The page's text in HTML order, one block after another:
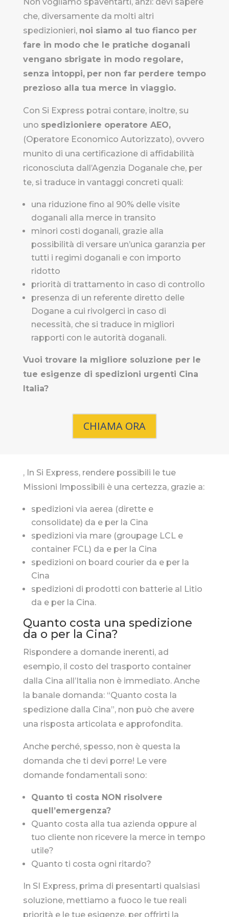
che, diversamente da molti altri
spedizionieri, noi siamo al tuo fianco per
fare in modo che le pratiche doganali
vengano sbrigate in modo regolare,
senza intoppi, per non far perdere tempo
prezioso alla tua merce in viaggio.
Con Si Express potrai contare, inoltre, su
uno spedizioniere operatore AEO,
(Operatore Economico Autorizzato), ovvero
munito di una certificazione di affidabilità
riconosciuta dall’Agenzia Doganale che, per
te, si traduce in vantaggi concreti quali:
una riduzione fino al 90% delle visite
doganali alla merce in transito
minori costi doganali, grazie alla
possibilità di versare un’unica garanzia per
tutti i regimi doganali e con importo
ridotto
priorità di trattamento in caso di controllo
presenza di un referente diretto delle
Dogane a cui rivolgerci in caso di
necessità, che si traduce in migliori
rapporti con le autorità doganali.
Vuoi trovare la migliore soluzione per le
tue esigenze di spedizioni urgenti Cina
Italia?
CHIAMA ORA
, In Si Express, rendere possibili le tue
Missioni Impossibili è una certezza, grazie a:
spedizioni via aerea (dirette e
consolidate) da e per la Cina
spedizioni via mare (groupage LCL e
container FCL) da e per la Cina
spedizioni on board courier da e per la
Cina
spedizioni di prodotti con batterie al Litio
da e per la Cina.
Quanto costa una spedizione
da o per la Cina?
Rispondere a domande inerenti, ad
esempio, il costo del trasporto container
dalla Cina all’Italia non è immediato. Anche
la banale domanda: “Quanto costa la
spedizione dalla Cina”, non può che avere
una risposta articolata e approfondita.
Anche perché, spesso, non è questa la
domanda che ti devi porre! Le vere
domande fondamentali sono:
Quanto ti costa NON risolvere
quell’emergenza?
Quanto costa alla tua azienda oppure al
tuo cliente non ricevere la merce in tempo
utile?
Quanto ti costa ogni ritardo?
In SI Express, prima di presentarti qualsiasi
soluzione, mettiamo a fuoco le tue reali
priorità e le tue esigenze, per offrirti la